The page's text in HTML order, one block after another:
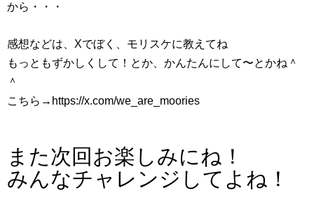
から・・・
感想などは、Xでぼく、モリスケに教えてね
もっともずかしくして！とか、かんたんにして〜とかね＾
＾
こちら→ https://x.com/we_are_moories
また次回お楽しみにね！
みんなチャレンジしてよね！